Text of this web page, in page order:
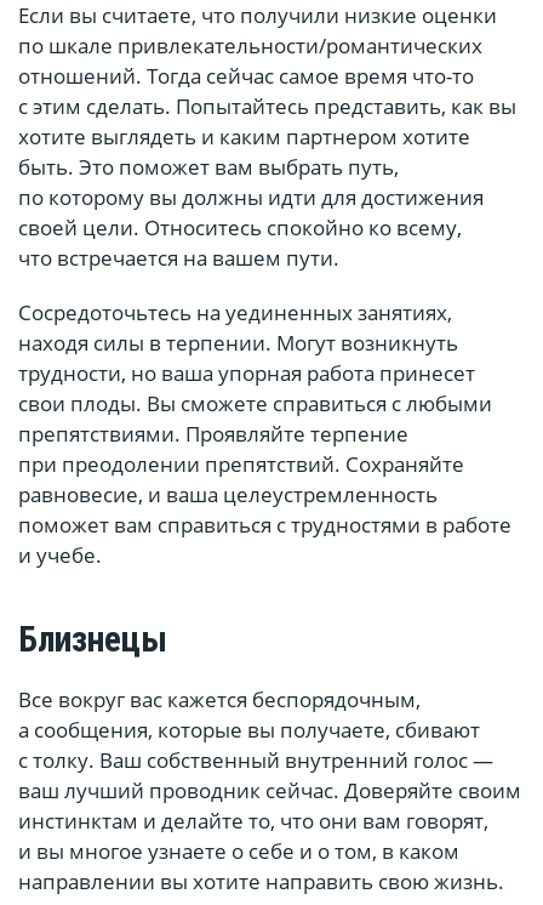
Если вы считаете, что получили низкие оценки
по шкале привлекательности/романтических
отношений. Тогда сейчас самое время что-то
с этим сделать. Попытайтесь представить, как вы
хотите выглядеть и каким партнером хотите
быть. Это поможет вам выбрать путь,
по которому вы должны идти для достижения
своей цели. Относитесь спокойно ко всему,
что встречается на вашем пути.
Сосредоточьтесь на уединенных занятиях,
находя силы в терпении. Могут возникнуть
трудности, но ваша упорная работа принесет
свои плоды. Вы сможете справиться с любыми
препятствиями. Проявляйте терпение
при преодолении препятствий. Сохраняйте
равновесие, и ваша целеустремленность
поможет вам справиться с трудностями в работе
и учебе.
Близнецы
Все вокруг вас кажется беспорядочным,
а сообщения, которые вы получаете, сбивают
с толку. Ваш собственный внутренний голос —
ваш лучший проводник сейчас. Доверяйте своим
инстинктам и делайте то, что они вам говорят,
и вы многое узнаете о себе и о том, в каком
направлении вы хотите направить свою жизнь.